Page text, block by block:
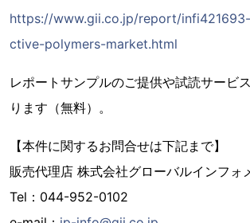
https://www.gii.co.jp/report/
ctive-polymers-market.html
レポートサンプルのご提供や試読サービ
ります（無料）。
【本件に関するお問合せは下記まで】
販売代理店 株式会社グローバルインフォ
Tel：044-952-0102